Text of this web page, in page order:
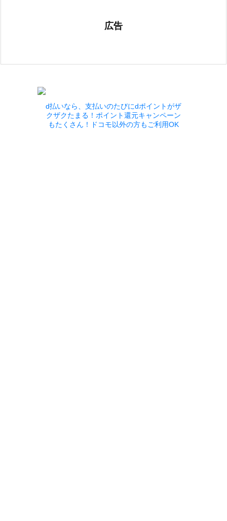
広告
d払いなら、支払いのたびにdポイントがザ
クザクたまる！ポイント還元キャンペーン
もたくさん！ドコモ以外の方もご利用OK